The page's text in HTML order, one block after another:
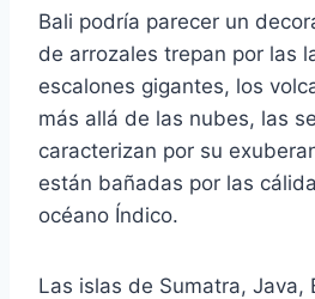
Bali podría parecer un
de arrozales trepan por las
escalones gigantes, los
más allá de las nubes, las
caracterizan por su
están bañadas por las
océano Índico.
Las islas de Sumatra, Java,